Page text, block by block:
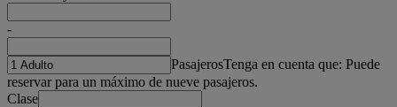
-
PasajerosTenga en cuenta que: Puede
reservar para un máximo de nueve pasajeros.
Clase